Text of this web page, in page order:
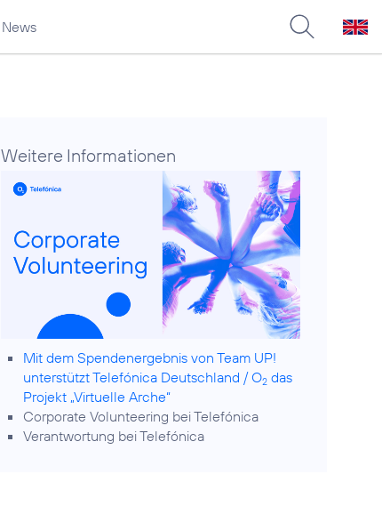
News
Weitere Informationen
Mit dem Spendenergebnis von Team UP!
unterstützt Telefónica Deutschland / O2 das
Projekt „Virtuelle Arche“
Corporate Volunteering bei Telefónica
Verantwortung bei Telefónica